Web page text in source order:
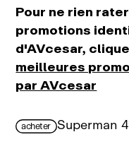
Pour ne rien
promotions
d'AVcesar,
meilleures
par AVcesar
acheter Superman